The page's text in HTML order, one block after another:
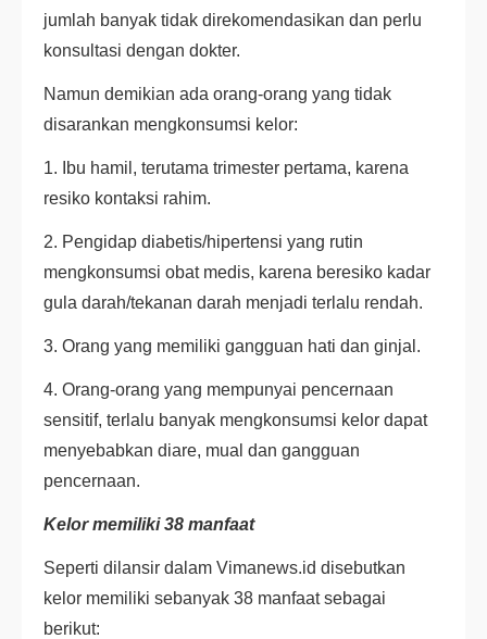
jumlah banyak tidak direkomendasikan dan perlu
konsultasi dengan dokter.
Namun demikian ada orang-orang yang tidak
disarankan mengkonsumsi kelor:
1. Ibu hamil, terutama trimester pertama, karena
resiko kontaksi rahim.
2. Pengidap diabetis/hipertensi yang rutin
mengkonsumsi obat medis, karena beresiko kadar
gula darah/tekanan darah menjadi terlalu rendah.
3. Orang yang memiliki gangguan hati dan ginjal.
4. Orang-orang yang mempunyai pencernaan
sensitif, terlalu banyak mengkonsumsi kelor dapat
menyebabkan diare, mual dan gangguan
pencernaan.
Kelor memiliki 38 manfaat
Seperti dilansir dalam Vimanews.id disebutkan
kelor memiliki sebanyak 38 manfaat sebagai
berikut: